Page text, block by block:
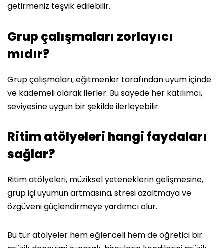
getirmeniz teşvik edilebilir.
Grup çalışmaları zorlayıcı
mıdır?
Grup çalışmaları, eğitmenler tarafından uyum içinde
ve kademeli olarak ilerler. Bu sayede her katılımcı,
seviyesine uygun bir şekilde ilerleyebilir.
Ritim atölyeleri hangi faydaları
sağlar?
Ritim atölyeleri, müziksel yeteneklerin gelişmesine,
grup içi uyumun artmasına, stresi azaltmaya ve
özgüveni güçlendirmeye yardımcı olur.
Bu tür atölyeler hem eğlenceli hem de öğretici bir